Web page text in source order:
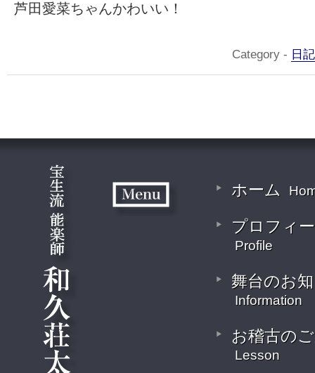
芦田愛菜ちゃんかわいい！
Category - 日記
ホーム
プロフィ
Profile
舞台のお
Information
お稽古の
Lesson